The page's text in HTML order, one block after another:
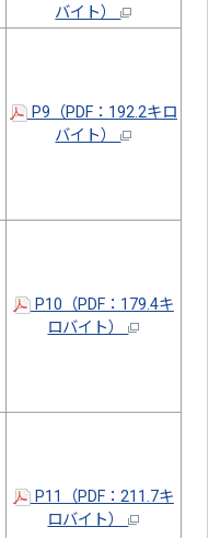
バイト）
P9（PDF：192.2キロ
バイト）
P10（PDF：179.4キ
ロバイト）
P11（PDF：211.7キ
ロバイト）